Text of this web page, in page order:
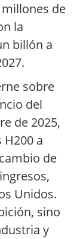
millones de
la
billón a
sobre
del
de 2025,
a
de
Unidos.
sino
y